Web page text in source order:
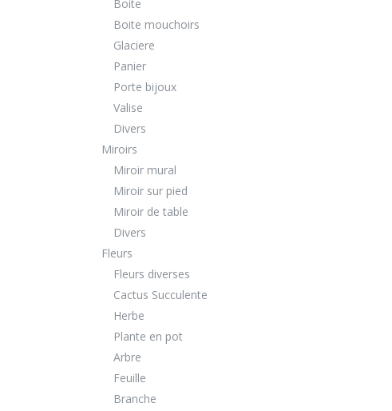
Boite
Boite mouchoirs
Glaciere
Panier
Porte bijoux
Valise
Divers
Miroirs
Miroir mural
Miroir sur pied
Miroir de table
Divers
Fleurs
Fleurs diverses
Cactus Succulente
Herbe
Plante en pot
Arbre
Feuille
Branche